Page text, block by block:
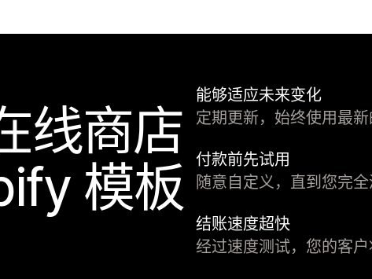
线商店
模板
能够适应未来变化
定期更新，始终使用最
付款前先试用
随意自定义，直到您完
结账速度超快
经过速度测试，您的客